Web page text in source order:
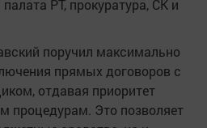
РТ, прокуратура, СК и
поручил максимально
прямых договоров с
отдавая приоритет
процедурам. Это позволяет